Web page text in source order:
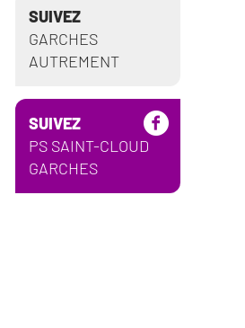
SUIVEZ
GARCHES
AUTREMENT
SUIVEZ
PS SAINT-CLOUD
GARCHES